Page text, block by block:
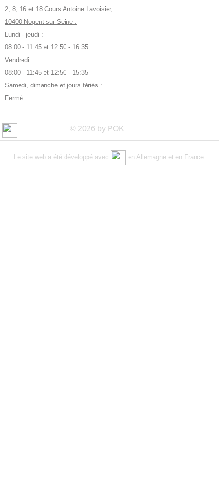
2, 8, 16 et 18 Cours Antoine Lavoisier,
10400 Nogent-sur-Seine :
Lundi - jeudi :
08:00 - 11:45 et 12:50 - 16:35
Vendredi :
08:00 - 11:45 et 12:50 - 15:35
Samedi, dimanche et jours fériés :
Fermé
© 2026 by POK
Le site web a été développé avec en Allemagne et en France.